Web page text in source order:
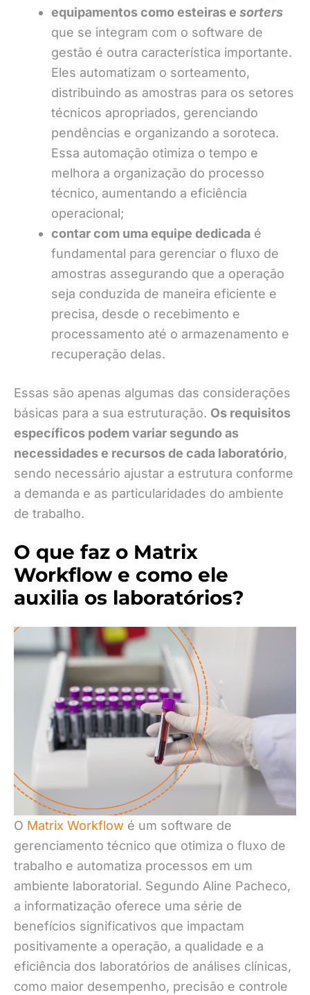
equipamentos como esteiras e sorters
que se integram com o software de
gestão é outra característica importante.
Eles automatizam o sorteamento,
distribuindo as amostras para os setores
técnicos apropriados, gerenciando
pendências e organizando a soroteca.
Essa automação otimiza o tempo e
melhora a organização do processo
técnico, aumentando a eficiência
operacional;
contar com uma equipe dedicada é
fundamental para gerenciar o fluxo de
amostras assegurando que a operação
seja conduzida de maneira eficiente e
precisa, desde o recebimento e
processamento até o armazenamento e
recuperação delas.
Essas são apenas algumas das considerações
básicas para a sua estruturação. Os requisitos
específicos podem variar segundo as
necessidades e recursos de cada laboratório,
sendo necessário ajustar a estrutura conforme
a demanda e as particularidades do ambiente
de trabalho.
O que faz o Matrix
Workflow e como ele
auxilia os laboratórios?
O Matrix Workflow é um software de
gerenciamento técnico que otimiza o fluxo de
trabalho e automatiza processos em um
ambiente laboratorial. Segundo Aline Pacheco,
a informatização oferece uma série de
benefícios significativos que impactam
positivamente a operação, a qualidade e a
eficiência dos laboratórios de análises clínicas,
como maior desempenho, precisão e controle